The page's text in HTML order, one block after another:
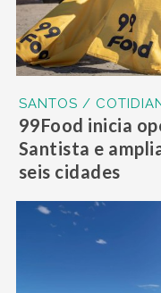
SANTOS /
99Food inicia
Santista e
seis cidades